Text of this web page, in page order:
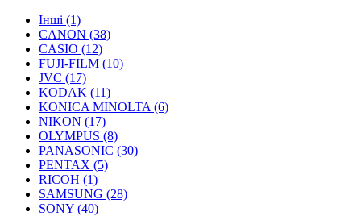
Інші (1)
CANON (38)
CASIO (12)
FUJI-FILM (10)
JVC (17)
KODAK (11)
KONICA MINOLTA (6)
NIKON (17)
OLYMPUS (8)
PANASONIC (30)
PENTAX (5)
RICOH (1)
SAMSUNG (28)
SONY (40)